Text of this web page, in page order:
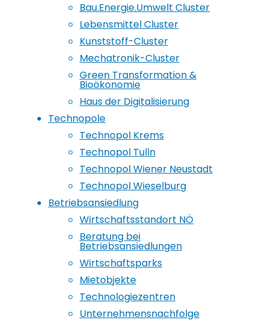
Bau.Energie.Umwelt Cluster
Lebensmittel Cluster
Kunststoff-Cluster
Mechatronik-Cluster
Green Transformation &
Bioökonomie
Haus der Digitalisierung
Technopole
Technopol Krems
Technopol Tulln
Technopol Wiener Neustadt
Technopol Wieselburg
Betriebsansiedlung
Wirtschaftsstandort NÖ
Beratung bei
Betriebsansiedlungen
Wirtschaftsparks
Mietobjekte
Technologiezentren
Unternehmensnachfolge